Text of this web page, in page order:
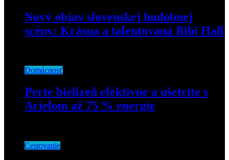
Nový objav slovenskej hudobnej
scény: Krásna a talentovaná Bibi Hall
Domácnosť
Perte bielizeň efektívne a ušetrite s
Arielom až 75 % energie
Cestovanie